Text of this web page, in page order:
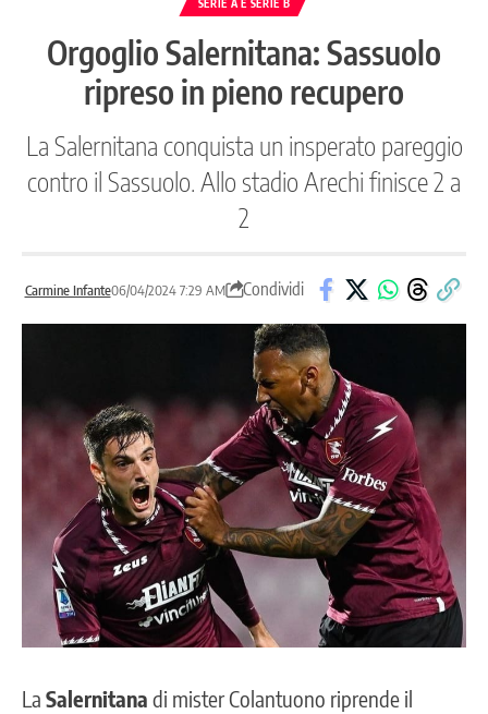
SERIE A E SERIE B
Orgoglio Salernitana: Sassuolo
ripreso in pieno recupero
La Salernitana conquista un insperato pareggio
contro il Sassuolo. Allo stadio Arechi finisce 2 a
2
Carmine Infante06/04/2024 7:29 AM Condividi
La Salernitana di mister Colantuono riprende il